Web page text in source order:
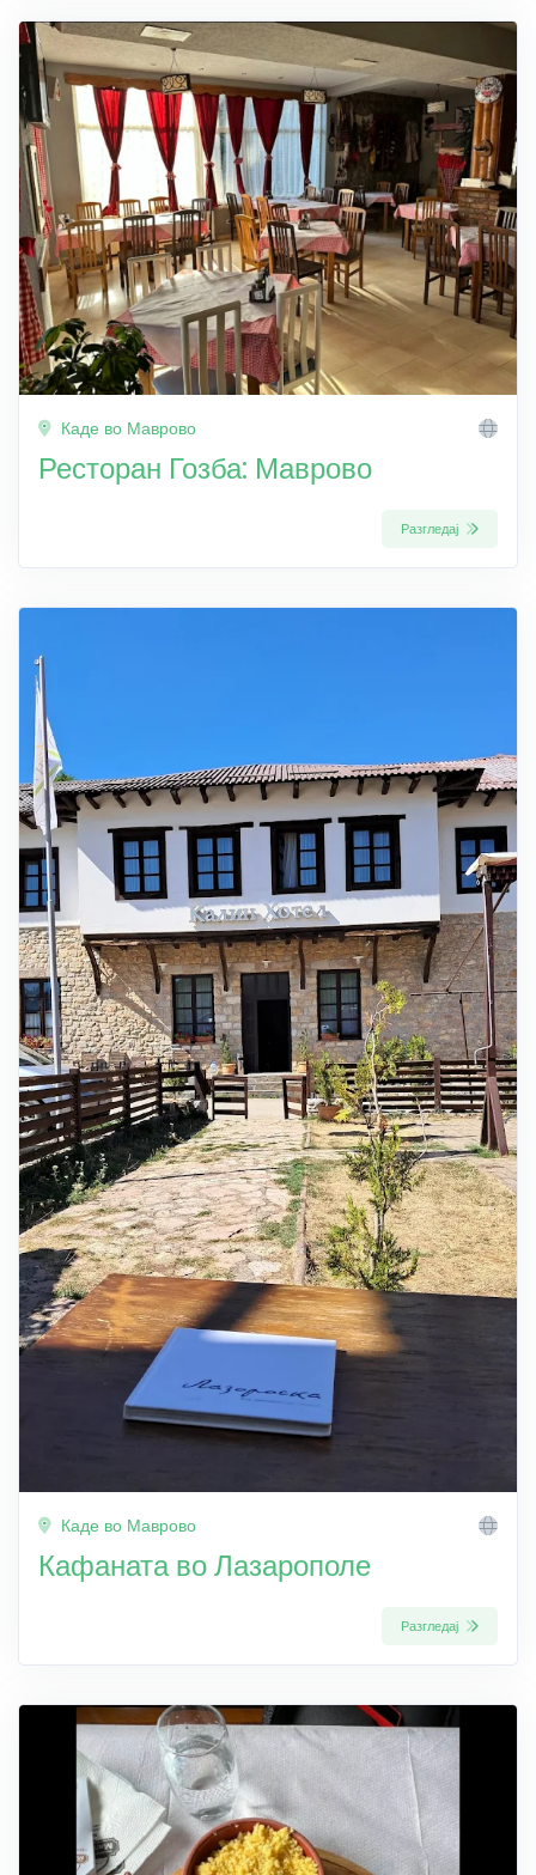
Каде во Маврово
Ресторан Гозба: Маврово
Разгледај
Каде во Маврово
Кафаната во Лазарополе
Разгледај